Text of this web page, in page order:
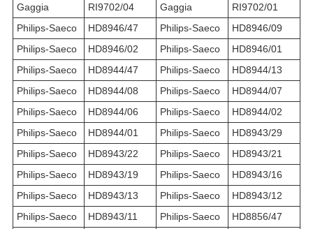
Gaggia
RI9702/04 Gaggia
RI9702/01
Philips-Saeco
HD8946/47 Philips-Saeco
HD8946/09
Philips-Saeco
HD8946/02 Philips-Saeco
HD8946/01
Philips-Saeco
HD8944/47 Philips-Saeco
HD8944/13
Philips-Saeco
HD8944/08 Philips-Saeco
HD8944/07
Philips-Saeco
HD8944/06 Philips-Saeco
HD8944/02
Philips-Saeco
HD8944/01 Philips-Saeco
HD8943/29
Philips-Saeco
HD8943/22 Philips-Saeco
HD8943/21
Philips-Saeco
HD8943/19 Philips-Saeco
HD8943/16
Philips-Saeco
HD8943/13 Philips-Saeco
HD8943/12
Philips-Saeco
HD8943/11 Philips-Saeco
HD8856/47